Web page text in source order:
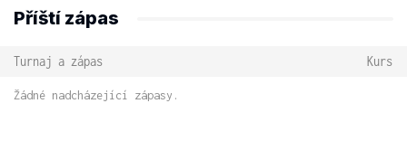
Příští zápas
Turnaj a zápas Kurs
Žádné nadcházející zápasy.